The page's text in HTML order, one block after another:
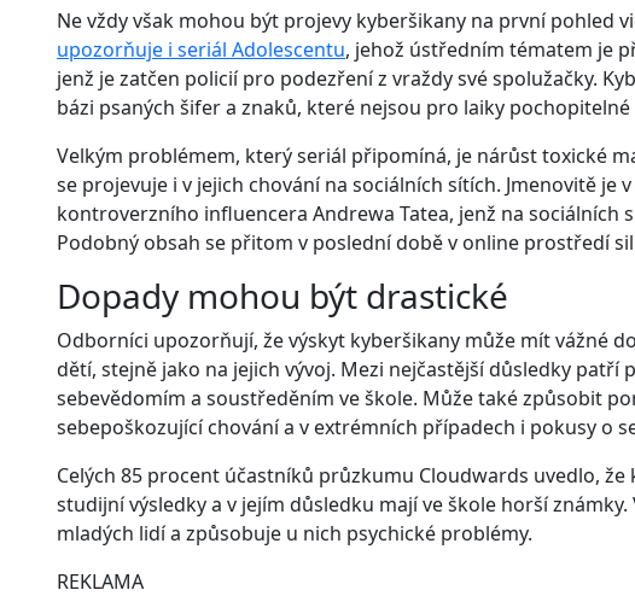
Ne vždy však mohou být projevy kyberšikany na první pohled
upozorňuje i seriál Adolescentu, jehož ústředním tématem je
jenž je zatčen policií pro podezření z vraždy své spolužačky.
bázi psaných šifer a znaků, které nejsou pro laiky
Velkým problémem, který seriál připomíná, je nárůst toxické
se projevuje i v jejich chování na sociálních sítích. Jmenovitě je
kontroverzního influencera Andrewa Tatea, jenž na sociálních
Podobný obsah se přitom v poslední době v online prostředí
Dopady mohou být drastické
Odborníci upozorňují, že výskyt kyberšikany může mít vážné
dětí, stejně jako na jejich vývoj. Mezi nejčastější důsledky patří
sebevědomím a soustředěním ve škole. Může také způsobit
sebepoškozující chování a v extrémních případech i pokusy o
Celých 85 procent účastníků průzkumu Cloudwards uvedlo,
studijní výsledky a v jejím důsledku mají ve škole horší
mladých lidí a způsobuje u nich psychické problémy.
REKLAMA